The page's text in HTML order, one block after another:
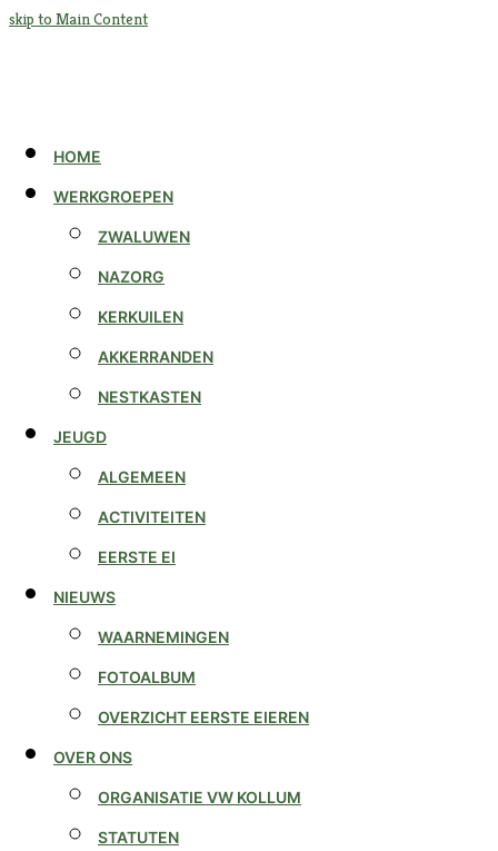
skip to Main Content
HOME
WERKGROEPEN
ZWALUWEN
NAZORG
KERKUILEN
AKKERRANDEN
NESTKASTEN
JEUGD
ALGEMEEN
ACTIVITEITEN
EERSTE EI
NIEUWS
WAARNEMINGEN
FOTOALBUM
OVERZICHT EERSTE EIEREN
OVER ONS
ORGANISATIE VW KOLLUM
STATUTEN